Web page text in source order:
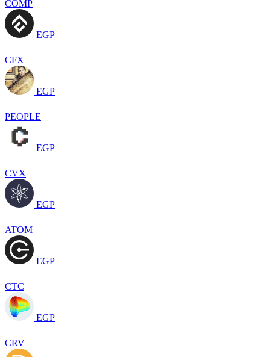
COMP
EGP
CFX
EGP
PEOPLE
EGP
CVX
EGP
ATOM
EGP
CTC
EGP
CRV